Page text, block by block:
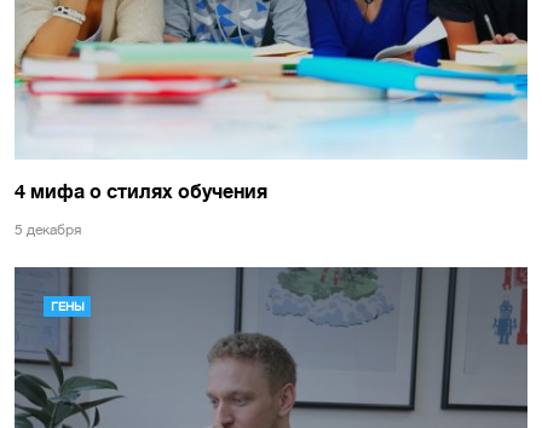
4 мифа о стилях обучения
5 декабря
ГЕНЫ